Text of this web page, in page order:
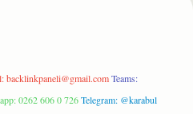
backlinkpaneli@gmail.com Teams:
0262 606 0 726Telegram: @karabul